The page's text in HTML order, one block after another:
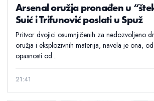
Arsenal oružja pronađen u
Suić i Trifunović poslati u Spuž
Pritvor dvojici osumnjičenih za nedozvoljeno
oružja i eksplozivnih materija, navela je ona,
opasnosti od...
21:41